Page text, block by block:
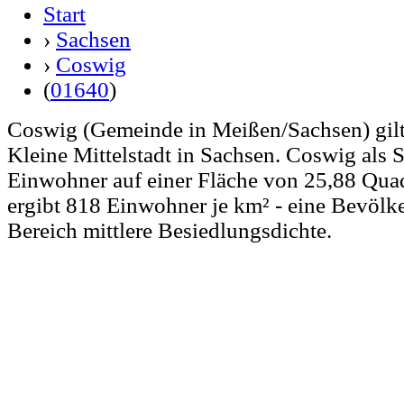
Start
› Sachsen
› Coswig
(01640)
Coswig (Gemeinde in Meißen/Sachsen)
Kleine Mittelstadt in Sachsen. Coswig als
Einwohner auf einer Fläche von 25,88
ergibt 818 Einwohner je km² - eine
Bereich mittlere Besiedlungsdichte.